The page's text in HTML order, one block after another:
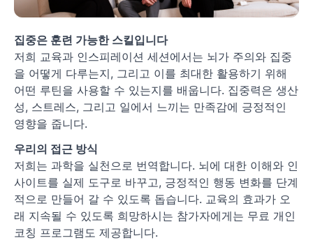
집중은 훈련 가능한 스킬입니다
저희 교육과 인스피레이션 세션에서는 뇌가 주의와 집중
을 어떻게 다루는지, 그리고 이를 최대한 활용하기 위해
어떤 루틴을 사용할 수 있는지를 배웁니다. 집중력은 생산
성, 스트레스, 그리고 일에서 느끼는 만족감에 긍정적인
영향을 줍니다.
우리의 접근 방식
저희는 과학을 실천으로 번역합니다. 뇌에 대한 이해와 인
사이트를 실제 도구로 바꾸고, 긍정적인 행동 변화를 단계
적으로 만들어 갈 수 있도록 돕습니다. 교육의 효과가 오
래 지속될 수 있도록 희망하시는 참가자에게는 무료 개인
코칭 프로그램도 제공합니다.